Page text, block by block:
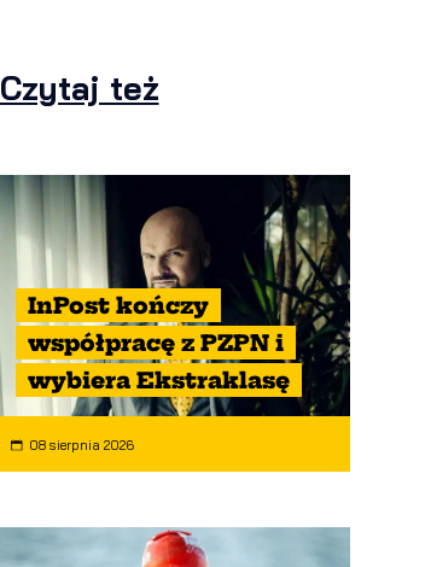
Czytaj też
InPost kończy
współpracę z PZPN i
wybiera Ekstraklasę
08 sierpnia 2026